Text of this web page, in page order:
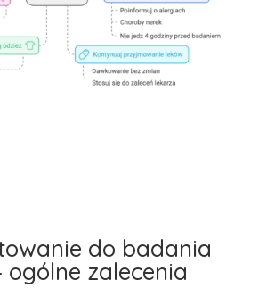
do badania
ogólne zalecenia